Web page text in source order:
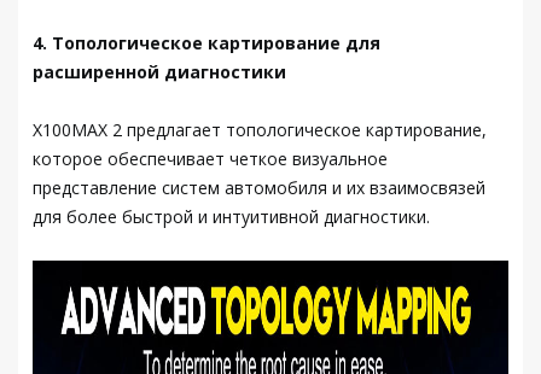
4. Топологическое картирование для
расширенной диагностики
X100MAX 2 предлагает топологическое картирование,
которое обеспечивает четкое визуальное
представление систем автомобиля и их взаимосвязей
для более быстрой и интуитивной диагностики.